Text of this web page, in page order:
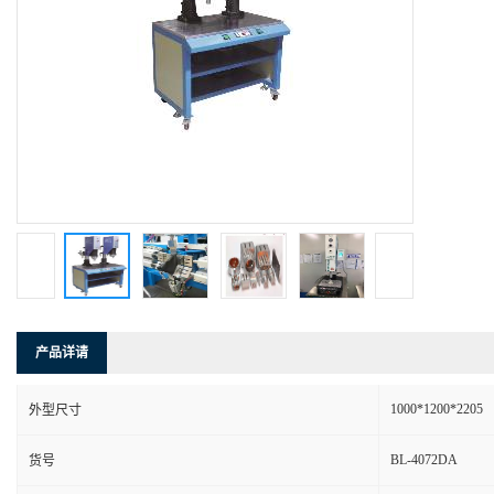
产品详请
外型尺寸 1000*1200*2205
货号 BL-4072DA